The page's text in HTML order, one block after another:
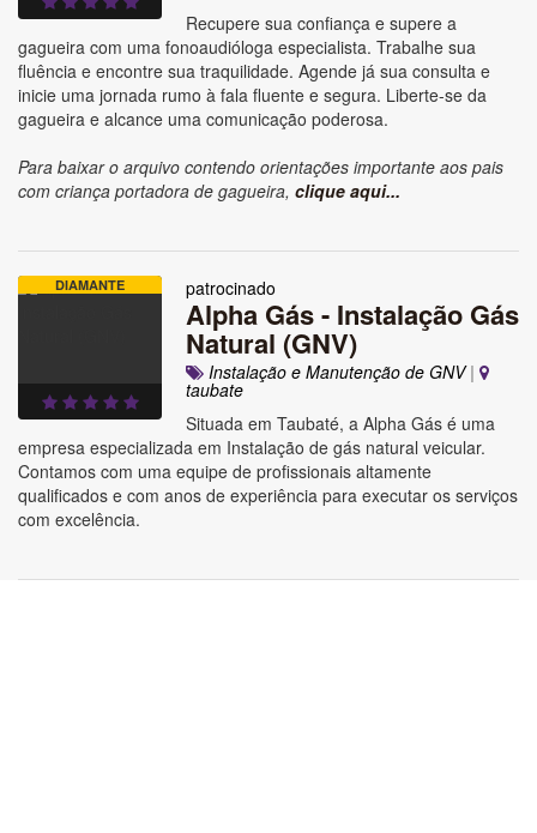
Recupere sua confiança e supere a
gagueira com uma fonoaudióloga especialista. Trabalhe sua
fluência e encontre sua traquilidade. Agende já sua consulta e
inicie uma jornada rumo à fala fluente e segura. Liberte-se da
gagueira e alcance uma comunicação poderosa.
Para baixar o arquivo contendo orientações importante aos pais
com criança portadora de gagueira, clique aqui...
DIAMANTE patrocinado
Alpha Gás - Instalação Gás
Natural (GNV)
Instalação e Manutenção de GNV|
taubate
Situada em Taubaté, a Alpha Gás é uma
empresa especializada em Instalação de gás natural veicular.
Contamos com uma equipe de profissionais altamente
qualificados e com anos de experiência para executar os serviços
com excelência.